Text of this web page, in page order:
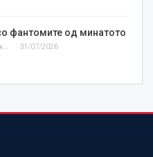
фантомите од минатото
Златко Теодосиевски 31/07/2026